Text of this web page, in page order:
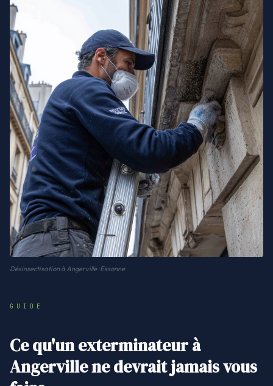
Désinsectisation à Angerville · Essonne
GUIDE
Ce qu'un exterminateur à
Angerville ne devrait jamais vous